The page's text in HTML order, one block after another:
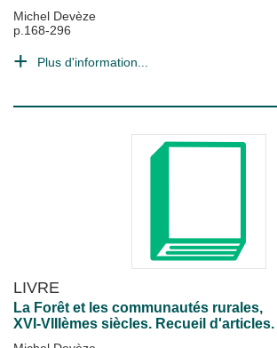
Michel Devèze
p.168-296
Plus d'information...
LIVRE
La Forêt et les communautés rurales,
XVI-VIIIèmes siècles. Recueil d'articles.